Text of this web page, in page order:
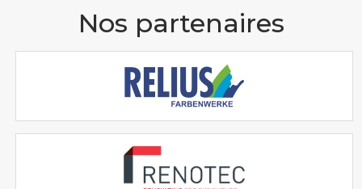
Nos partenaires